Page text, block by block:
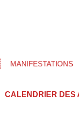
MANIFESTATIONS
CALENDRIER DES